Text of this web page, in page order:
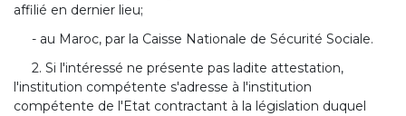
affilié en dernier lieu;
- au Maroc, par la Caisse Nationale de Sécurité Sociale.
2. Si l'intéressé ne présente pas ladite attestation,
l'institution compétente s'adresse à l'institution
compétente de l'Etat contractant à la législation duquel